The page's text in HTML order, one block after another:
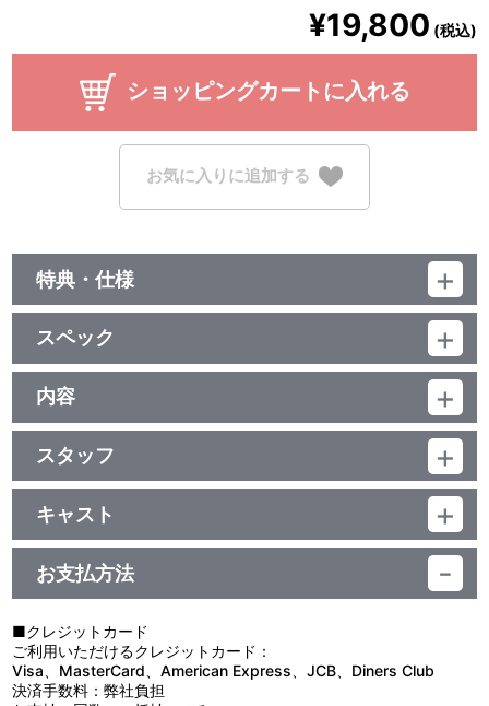
¥19,800 (税込)
ショッピングカートに入れる
お気に入りに追加する
特典・仕様
特典
●新規録りおろし「もえたんリスニングRADIO・スーパースペシャ
ルCD」（出演：戸松 遥、森永理科）
●もえたんリスニングRADIO･総集編DISC(DVD-ROM)
（BEAT☆Net Radio!とランティスウェブラジオにて配信されてい
た同番組を全話収録）
※PCまたはMP3を再生可能なプレーヤーで視聴可能
●特製16Pブックレット
映像特典
●スタッフコメンタリー（#1・#13）＜監督：川口敬一郎、シリー
ズ構成：長谷見沙貴、アニメーションプロデューサー：丸山俊平＞
●変身シーン集 ∞【アンリミテッド】＜魔法少女変身シーンのエン
映像特典
●ノンクレジットOP（全2種／#1～12・#13）、ノンクレジット
スペック
品番：BCXA-0933
ジャンル：TVアニメ+オリジナルアニメ
（本編316分＋特典39分）／ﾘﾆｱPCM（ｽﾃﾚｵ)／AVC／BD50G×2枚
／16:9<1080i High Definition>／カラー／確355分／1巻
内容
制作年度：2007年
【13話収録】
第1話「マジカルティーチャー」／第2話「ライバルなんていらな
い」
第3話「恐怖大作戦」／第4話「時の中のアイドル」
第5話「小さな思い出」／第6話（TV未放映）「初めてのデート」
第7話「狙われた学園祭」／第8話「トラブル」
第9話「風・・・流れる」／第10話「禁断の時」
プ！」
第13話（TV未放映）「世紀末覇者！魔法少女総進撃」
17歳で高校3年生の受験生・虹原いんくは、突然空から落ちてき
スタッフ
原作：“もえたん”（三才ブックス）／監督：川口敬一郎／シリーズ
構成・脚本：長谷見沙貴／キャラクター原案：POP／ストーリー原
案：風森 進／キャラクターデザイン・総作画監督：西尾公伯／マジ
ックアイテムデザイン：うめつゆきのり／美術設定：比留間 崇／美
術監督：坂本信人／色彩設計：原田幸子／撮影監督：阿部安彦／編
集：田熊 純／音響監督：松岡裕紀／音楽：渡辺 剛／音楽制作：ラ
キャスト
虹原いんく/ぱすてるインク：田村ゆかり／手塚ナオ：うえだゆうじ
／あーくん：小野坂昌也／黒威すみ／てんぺらスミ：戸松 遥／白鳥
ありす/アリス：名塚佳織／かーくん：檜山修之／なーくん：金田朋
父：岩田光央 他
お支払方法
■クレジットカード
ご利用いただけるクレジットカード：
Visa、MasterCard、American Express、JCB、Diners Club
決済手数料：弊社負担